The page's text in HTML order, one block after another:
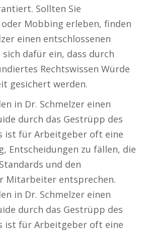
Sollten Sie
Mobbing erleben, finden
einen entschlossenen
dafür ein, dass durch
Rechtswissen Würde
gesichert werden.
in Dr. Schmelzer einen
durch das Gestrüpp des
ist für Arbeitgeber oft eine
Entscheidungen zu fällen, die
und den
Mitarbeiter entsprechen.
in Dr. Schmelzer einen
durch das Gestrüpp des
ist für Arbeitgeber oft eine